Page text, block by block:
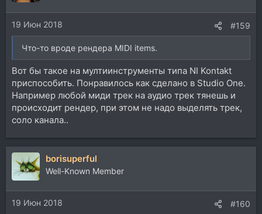
и
и
:19 Июн 2018 #159
Что-то вроде рендера MIDI items.
Вот бы такое на мултиинструменты типа NI Kontakt
приспособить. Понравилось как сделано в Studio One.
Например любой миди трек на аудио трек тянешь и
происходит рендер, при этом не надо выделять трек,
соло канала..
borisuperful
Well-Known Member
19 Июн 2018 #160